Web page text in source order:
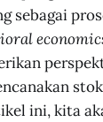
sebagai
ini, kita